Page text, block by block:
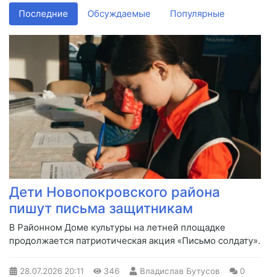
Последние Обсуждаемые Популярные
Дети Новопокровского района
пишут письма защитникам
В Районном Доме культуры на летней площадке
продолжается патриотическая акция «Письмо солдату».
28.07.2026 20:11 346 Владислав Бутусов 0